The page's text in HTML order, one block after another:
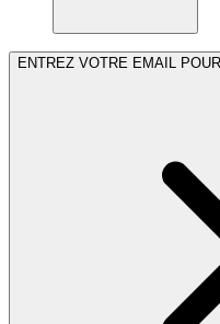
ENTREZ VOTRE EMAIL